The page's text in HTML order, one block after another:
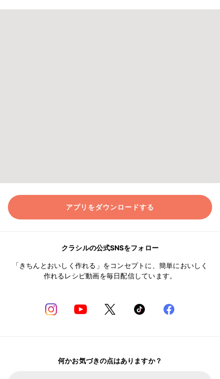
アプリをダウンロードする
クラシルの公式SNSをフォロー
「きちんとおいしく作れる」をコンセプトに、簡単においしく
作れるレシピ動画を毎日配信しています。
何かお気づきの点はありますか？